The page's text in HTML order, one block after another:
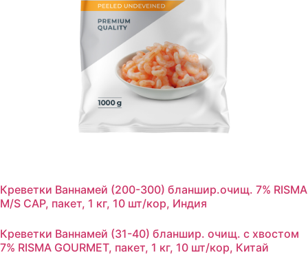
Креветки Ваннамей (200-300) бланшир.очищ. 7% RISMA
M/S CAP, пакет, 1 кг, 10 шт/кор, Индия
Креветки Ваннамей (31-40) бланшир. очищ. с хвостом
7% RISMA GOURMET, пакет, 1 кг, 10 шт/кор, Китай